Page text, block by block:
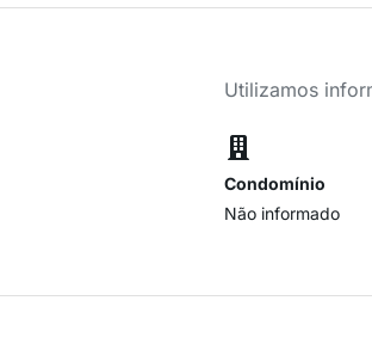
Utilizamos
Condomínio
Não informado